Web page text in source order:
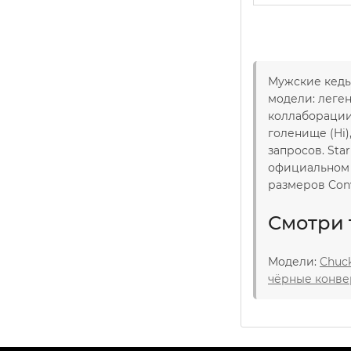
Мужские
модели:
голенище
запросов.
официальном
размеров
Смотри
Модели:
чёрные